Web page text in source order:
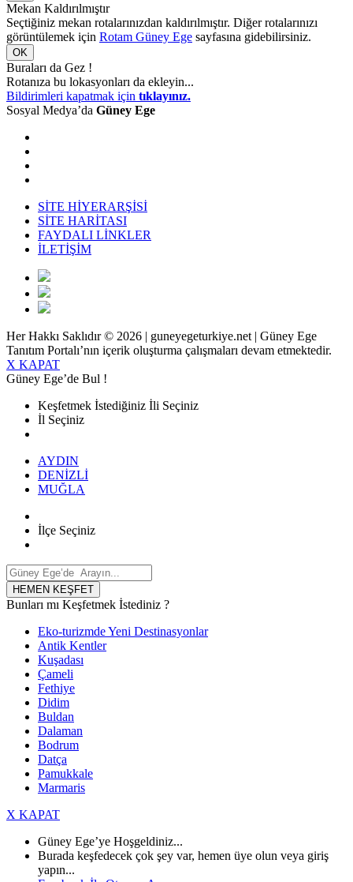
Mekan Kaldırılmıştır
Seçtiğiniz mekan rotalarınızdan kaldırılmıştır. Diğer rotalarınızı
görüntülemek için Rotam Güney Ege sayfasına gidebilirsiniz.
OK
Buraları da Gez !
Rotanıza bu lokasyonları da ekleyin...
Bildirimleri kapatmak için tıklayınız.
Sosyal Medya’da Güney Ege
SİTE HİYERARŞİSİ
SİTE HARİTASI
FAYDALI LİNKLER
İLETİŞİM
Her Hakkı Saklıdır © 2026 | guneyegeturkiye.net | Güney Ege
Tanıtım Portalı’nın içerik oluşturma çalışmaları devam etmektedir.
X KAPAT
Güney Ege’de Bul !
Keşfetmek İstediğiniz İli Seçiniz
İl Seçiniz
AYDIN
DENİZLİ
MUĞLA
İlçe Seçiniz
HEMEN KEŞFET
Bunları mı Keşfetmek İstediniz ?
Eko-turizmde Yeni Destinasyonlar
Antik Kentler
Kuşadası
Çameli
Fethiye
Didim
Buldan
Dalaman
Bodrum
Datça
Pamukkale
Marmaris
X KAPAT
Güney Ege’ye Hoşgeldiniz...
Burada keşfedecek çok şey var, hemen üye olun veya giriş
yapın...